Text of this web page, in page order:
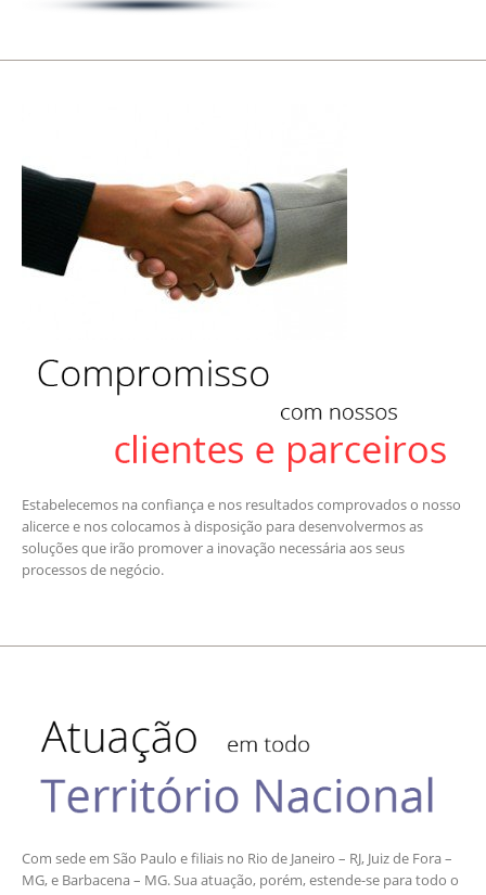
Estabelecemos na confiança e nos resultados comprovados o nosso
alicerce e nos colocamos à disposição para desenvolvermos as
soluções que irão promover a inovação necessária aos seus
processos de negócio.
Com sede em São Paulo e filiais no Rio de Janeiro – RJ, Juiz de Fora –
MG, e Barbacena – MG. Sua atuação, porém, estende-se para todo o